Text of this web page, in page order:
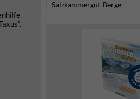
Salzkammergut-Berge